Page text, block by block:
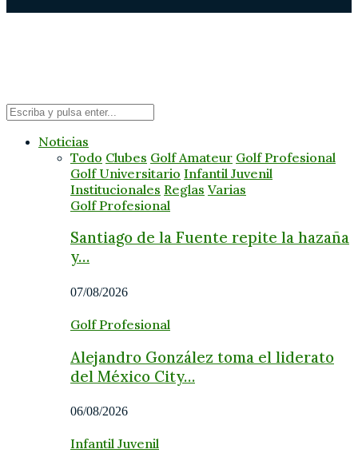
Noticias
Todo Clubes Golf Amateur Golf Profesional
Golf Universitario Infantil Juvenil
Institucionales Reglas Varias
Golf Profesional
Santiago de la Fuente repite la hazaña
y…
07/08/2026
Golf Profesional
Alejandro González toma el liderato
del México City…
06/08/2026
Infantil Juvenil